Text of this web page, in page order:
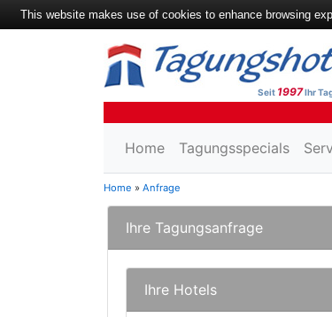
Seit 1997Ihr
Home Tagungsspecials
Home » Anfrage
Ihre Tagungsanfrage
Ihre Hotels
This website makes use of cookies to enhance browsing